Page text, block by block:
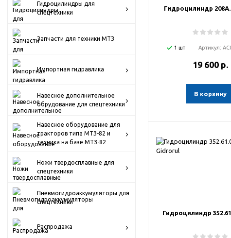
Навесное дополнительное
обрудование для спецтехники
Навесное оборудование для тракторов
типа МТЗ-82 и техника на базе МТЗ-82
Ножи твердосплавные для спецтехники
спецтехники
Распродажа
Расходные материалы, подшипники,
метизы, стопорные кольца, ГСМ,
Гидроцилиндры для
спецтехники
Запчасти для техники МТЗ
Импортная гидравлика
Навесное дополнительное
обрудование для спецтехники
Навесное оборудование для
тракторов типа МТЗ-82 и
техника на базе МТЗ-82
Ножи твердосплавные для
спецтехники
Пневмогидроаккумуляторы для
спецтехники
Распродажа
Гидроцилиндр
1 шт Артикул:
19 600 р.
В корзину
Гидроцилиндр